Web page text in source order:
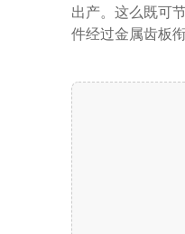
出产。这么既可
件经过金属齿板